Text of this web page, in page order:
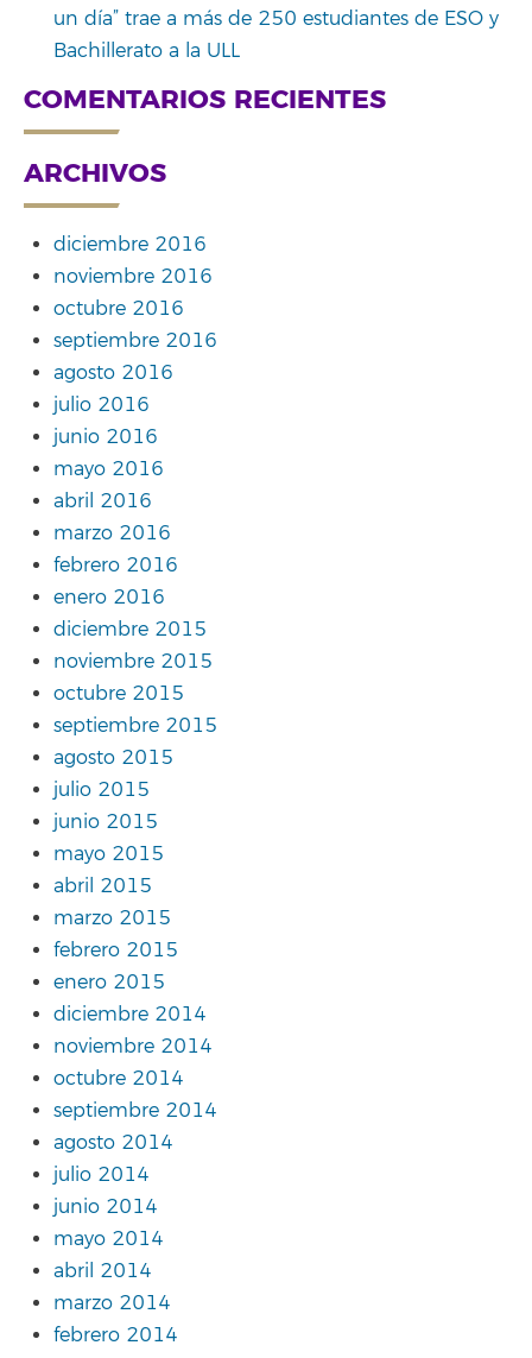
un día” trae a más de 250 estudiantes de ESO y
Bachillerato a la ULL
COMENTARIOS RECIENTES
ARCHIVOS
diciembre 2016
noviembre 2016
octubre 2016
septiembre 2016
agosto 2016
julio 2016
junio 2016
mayo 2016
abril 2016
marzo 2016
febrero 2016
enero 2016
diciembre 2015
noviembre 2015
octubre 2015
septiembre 2015
agosto 2015
julio 2015
junio 2015
mayo 2015
abril 2015
marzo 2015
febrero 2015
enero 2015
diciembre 2014
noviembre 2014
octubre 2014
septiembre 2014
agosto 2014
julio 2014
junio 2014
mayo 2014
abril 2014
marzo 2014
febrero 2014